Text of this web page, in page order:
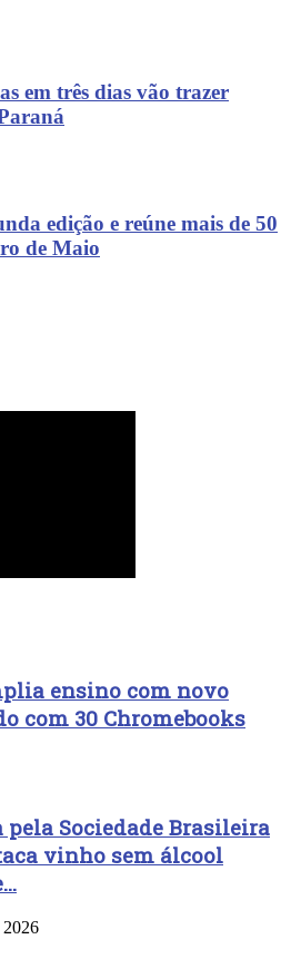
em três dias vão trazer
edição e reúne mais de 50
de Maio
ensino com novo
com 30 Chromebooks
Sociedade Brasileira
vinho sem álcool
2026